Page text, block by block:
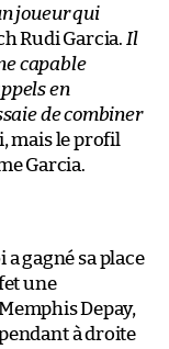
joueur qui
Rudi Garcia. Il
capable
en
de combiner
mais le profil
Garcia.
gagné sa place
une
Depay,
à droite